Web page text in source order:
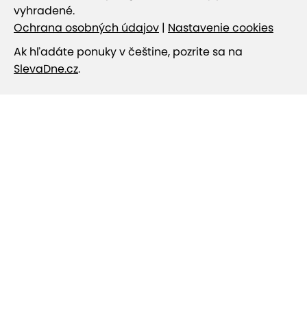
vyhradené.
Ochrana osobných údajov | Nastavenie cookies
Ak hľadáte ponuky v češtine, pozrite sa na
SlevaDne.cz.